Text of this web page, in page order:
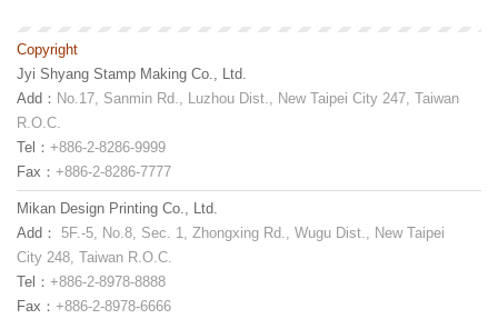
Copyright
Jyi Shyang Stamp Making Co., Ltd.
Add： No.17, Sanmin Rd., Luzhou Dist., New Taipei City 247, Taiwan
R.O.C.
Tel： +886-2-8286-9999
Fax： +886-2-8286-7777
Mikan Design Printing Co., Ltd.
Add： 5F.-5, No.8, Sec. 1, Zhongxing Rd., Wugu Dist., New Taipei
City 248, Taiwan R.O.C.
Tel： +886-2-8978-8888
Fax： +886-2-8978-6666